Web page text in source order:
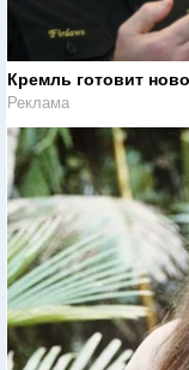
Кремль готовит
Реклама